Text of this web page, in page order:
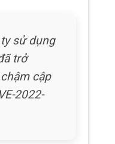
sử dụng
trở
cập
2022-